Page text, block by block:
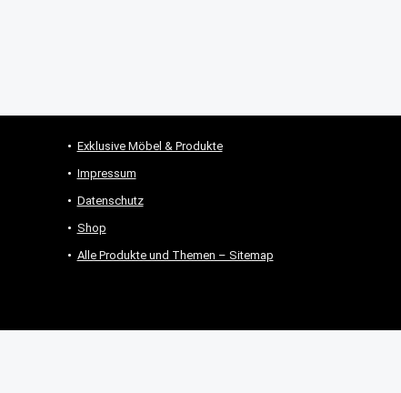
Exklusive Möbel & Produkte
Impressum
Datenschutz
Shop
Alle Produkte und Themen – Sitemap